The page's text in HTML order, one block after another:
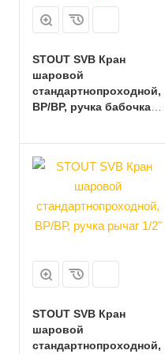
STOUT SVB Кран
шаровой
стандартнопроходной,
ВР/ВР, ручка бабочка
STOUT SVB Кран
шаровой
стандартнопроходной,